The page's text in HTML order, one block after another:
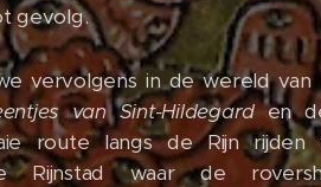
gevolg.
vervolgens in de wereld van
van Sint-Hildegarden
route langs de Rijn rijden
waar de